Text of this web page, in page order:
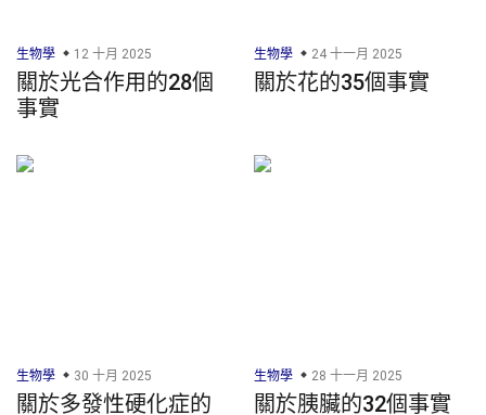
生物學 12 十月 2025
關於光合作用的28個
事實
生物學 24 十一月 2025
關於花的35個事實
生物學 30 十月 2025
關於多發性硬化症的
生物學 28 十一月 2025
關於胰臟的32個事實